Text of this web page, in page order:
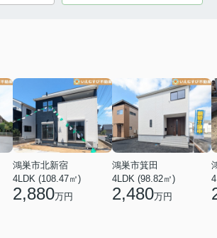
鴻巣市北新宿
4LDK (108.47㎡)
2,880万円
鴻巣市箕田
4LDK (98.82㎡)
2,480万円